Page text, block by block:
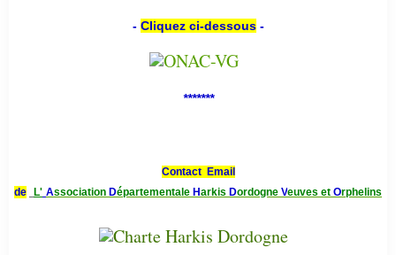
- Cliquez ci-dessous-
*******
Contact Email
de
L' Association Départementale Harkis Dordogne Veuves et Orphelins